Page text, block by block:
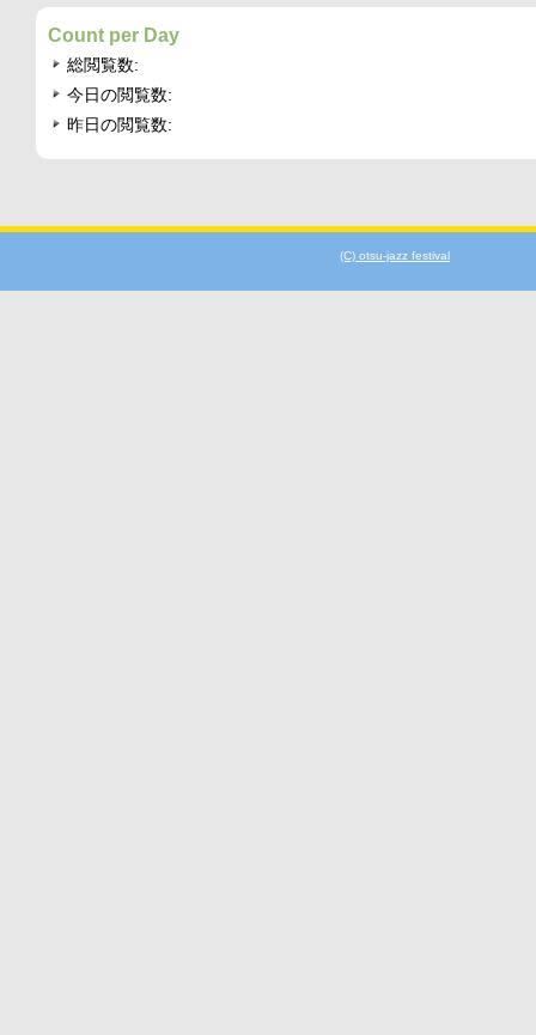
Count per Day
総閲覧数:
今日の閲覧数:
昨日の閲覧数:
(C) otsu-jazz festival